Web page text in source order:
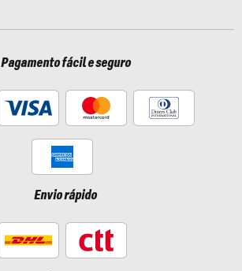
Pagamento fácil e seguro
Envio rápido